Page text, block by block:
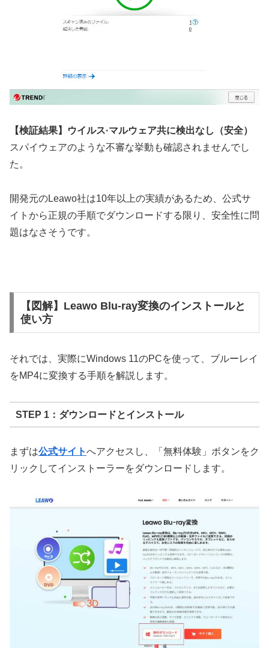
【検証結果】ウイルス·マルウェア共に検出なし（安全）
スパイウェアのような不審な挙動も確認されませんでし
た。
開発元のLeawo社は10年以上の実績があるため、公式サ
イトから正規の手順でダウンロードする限り、安全性に問
題はなさそうです。
【図解】Leawo Blu-ray変換のインストールと
使い方
それでは、実際にWindows 11のPCを使って、ブルーレイ
をMP4に変換する手順を解説します。
STEP 1：ダウンロードとインストール
まずは公式サイトへアクセスし、「無料体験」ボタンをク
リックしてインストーラーをダウンロードします。